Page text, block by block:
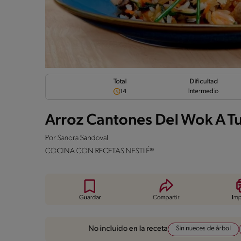
Total
14
Dificultad
Intermedio
Arroz Cantones Del Wok A
Por Sandra Sandoval
COCINA CON RECETAS NESTLÉ®
Guardar Compartir
No incluido en la receta Sin nueces de árbol